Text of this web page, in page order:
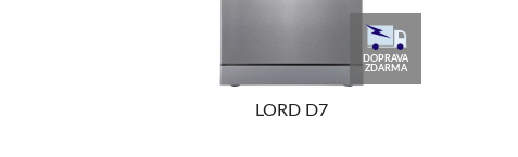
DOPRAVA
ZDARMA
LORD D7